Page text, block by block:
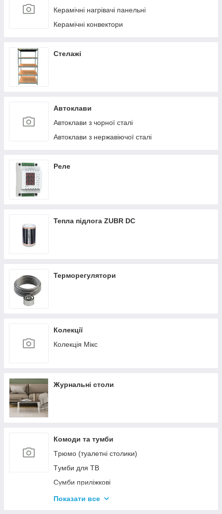
Керамічні нагрівачі панельні
Керамічні конвектори
Стелажі
Автоклави
Автоклави з чорної сталі
Автоклави з нержавіючої сталі
Реле
Тепла підлога ZUBR DC
Терморегулятори
Колекції
Колекція Мікс
Журнальні столи
Комоди та тумби
Tрюмо (туалетні столики)
Tумби для ТВ
Сумби приліжкові
Комоди
Показати все